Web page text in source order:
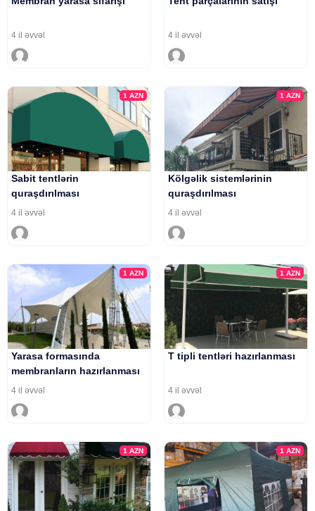
4 il əvvəl 4 il əvvəl
1AZN
Sabit tentlərin
quraşdırılması
4 il əvvəl
1 AZN
Kölgəlik sistemlərinin
quraşdırılması
4 il əvvəl
1AZN
Yarasa formasında
membranların hazırlanması
4 il əvvəl
1 AZN
T tipli tentləri hazırlanması
4 il əvvəl
1AZN 1 AZN